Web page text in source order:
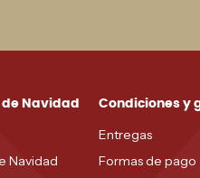
Navidad
Navidad
Condiciones y
Entregas
Formas de pago